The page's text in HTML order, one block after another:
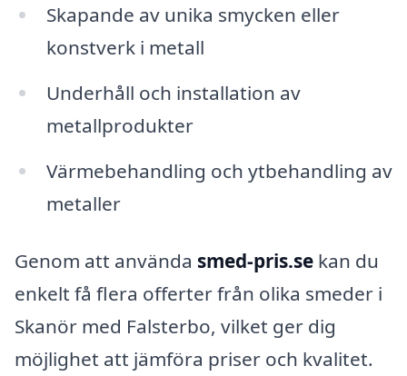
Skapande av unika smycken eller
konstverk i metall
Underhåll och installation av
metallprodukter
Värmebehandling och ytbehandling av
metaller
Genom att använda smed-pris.se kan du
enkelt få flera offerter från olika smeder i
Skanör med Falsterbo, vilket ger dig
möjlighet att jämföra priser och kvalitet.